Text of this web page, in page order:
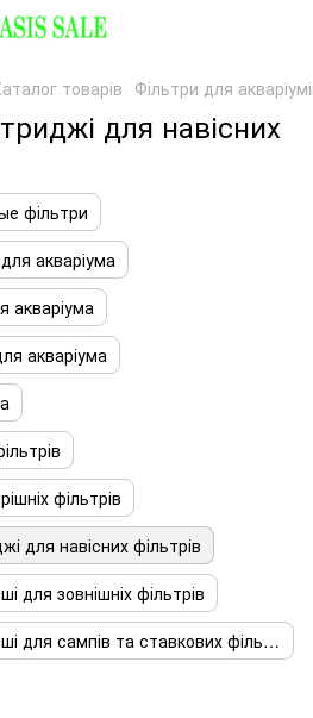
товарів Фільтри для
для навісних
фільтри
акваріума
акваріума
акваріума
фільтрів
для навісних фільтрів
для зовнішніх фільтрів
Фільтруючі вкладиші для сампів та ставкових фільтрів